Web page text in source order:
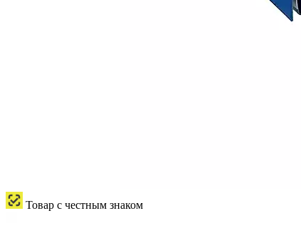
Товар с честным знаком